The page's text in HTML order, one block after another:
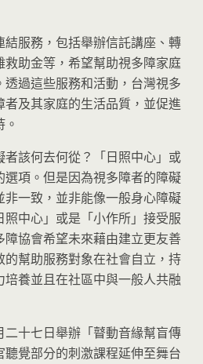
。
服務，包括舉辦信託講座、轉
助金等，希望幫助視多障家庭
過這些服務和活動，台灣視多
及其家庭的生活品質，並促進
該何去何從？「日照中心」或
項。但是因為視多障者的障礙
一致，並非能像一般身心障礙
中心」或是「小作所」接受服
協會希望未來藉由建立更友善
的幫助服務對象在社會自立，持
養並且在社區中與一般人共融
十七日舉辦「瞽動音緣幫盲傳
覺部分的刺激課程延伸至舞台